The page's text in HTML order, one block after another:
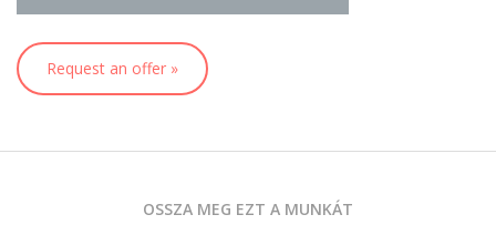
Request an offer »
OSSZA MEG EZT A MUNKÁT